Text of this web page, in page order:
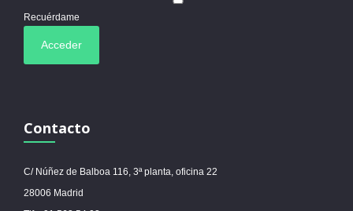
Recuérdame
Contacto
C/ Núñez de Balboa 116, 3ª planta, oficina 22
28006 Madrid